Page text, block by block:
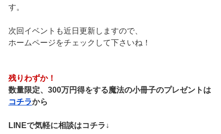
す。
次回イベントも近日更新しますので、
ホームページをチェックして下さいね！
残りわずか！
数量限定、300万円得をする魔法の小冊子のプレゼントは
コチラから
LINEで気軽に相談はコチラ↓